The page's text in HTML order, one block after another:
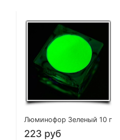
Люминофор Зеленый 10 г
223 руб